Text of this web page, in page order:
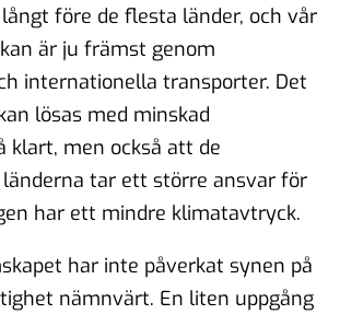
före de flesta länder, och vår
är ju främst genom
internationella transporter. Det
lösas med minskad
klart, men också att de
länderna tar ett större ansvar för
har ett mindre klimatavtryck.
har inte påverkat synen på
nämnvärt. En liten uppgång